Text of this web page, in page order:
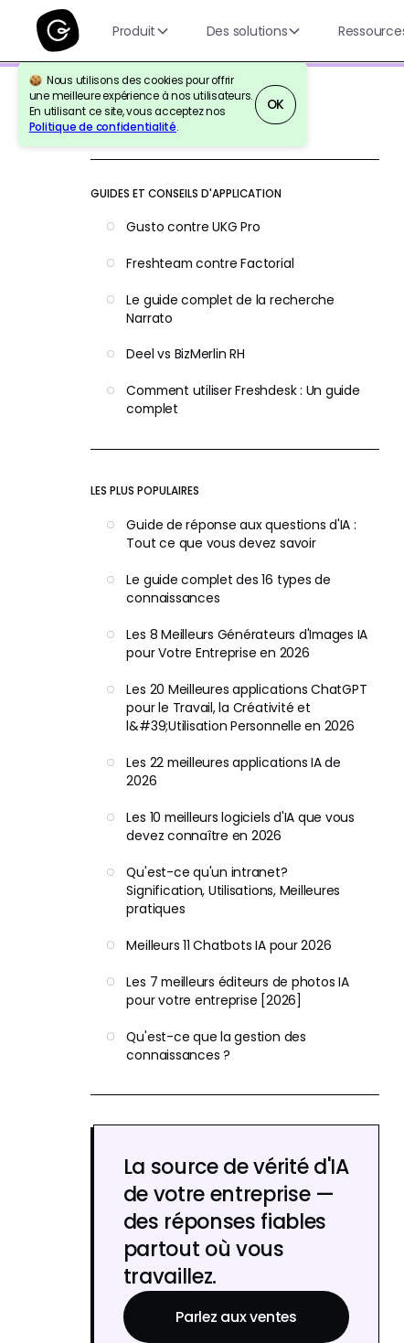
Produit Des solutions
Nous utilisons des cookies pour offrir
une meilleure expérience à nos utilisateurs.
En utilisant ce site, vous acceptez nos
Politique de confidentialité.
OK
Retour à la référence
GUIDES ET CONSEILS D'APPLICATION
Gusto contre UKG Pro
Freshteam contre Factorial
Le guide complet de la recherche
Narrato
Deel vs BizMerlin RH
Comment utiliser Freshdesk : Un guide
complet
LES PLUS POPULAIRES
Guide de réponse aux questions d'IA :
Tout ce que vous devez savoir
Le guide complet des 16 types de
connaissances
Les 8 Meilleurs Générateurs d'Images IA
pour Votre Entreprise en 2026
Les 20 Meilleures applications ChatGPT
pour le Travail, la Créativité et
l&#39;Utilisation Personnelle en 2026
Les 22 meilleures applications IA de
2026
Les 10 meilleurs logiciels d'IA que vous
devez connaître en 2026
Qu'est-ce qu'un intranet?
Signification, Utilisations, Meilleures
pratiques
Meilleurs 11 Chatbots IA pour 2026
Les 7 meilleurs éditeurs de photos IA
pour votre entreprise [2026]
Qu'est-ce que la gestion des
connaissances ?
La source de vérité d'IA
de votre entreprise —
des réponses fiables
partout où vous
travaillez.
Parlez aux ventes